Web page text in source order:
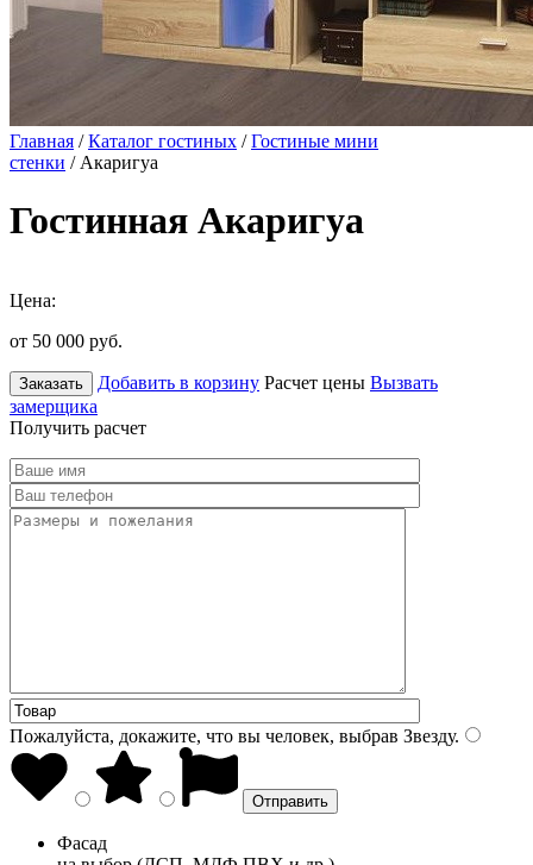
Главная /Каталог гостиных /Гостиные мини
стенки / Акаригуа
Гостинная Акаригуа
Цена:
от 50 000 руб.
Заказать Добавить в корзину Расчет цены Вызвать
замерщика
Получить расчет
Пожалуйста, докажите, что вы человек, выбрав Звезду.
Фасад